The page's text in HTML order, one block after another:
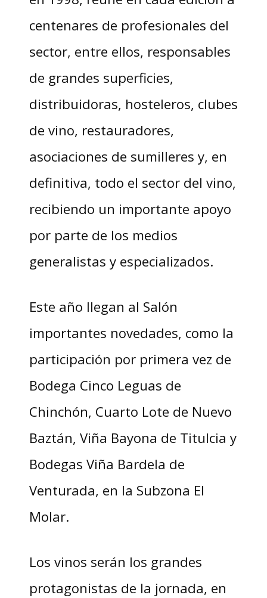
centenares de profesionales del
sector, entre ellos, responsables
de grandes superficies,
distribuidoras, hosteleros, clubes
de vino, restauradores,
asociaciones de sumilleres y, en
definitiva, todo el sector del vino,
recibiendo un importante apoyo
por parte de los medios
generalistas y especializados.
Este año llegan al Salón
importantes novedades, como la
participación por primera vez de
Bodega Cinco Leguas de
Chinchón, Cuarto Lote de Nuevo
Baztán, Viña Bayona de Titulcia y
Bodegas Viña Bardela de
Venturada, en la Subzona El
Molar.
Los vinos serán los grandes
protagonistas de la jornada, en